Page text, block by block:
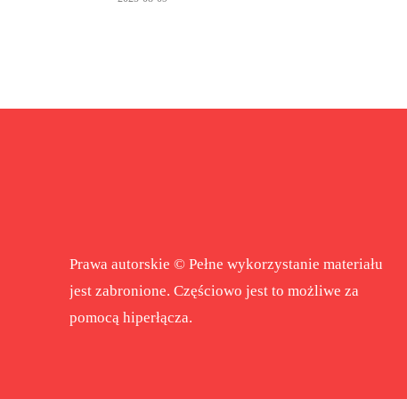
Prawa autorskie © Pełne wykorzystanie materiału
jest zabronione. Częściowo jest to możliwe za
pomocą hiperłącza.